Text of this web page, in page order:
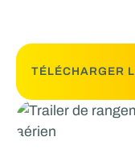
TÉLÉCHARGER